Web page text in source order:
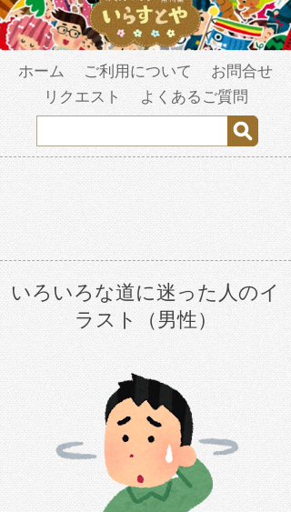
ホーム ご利用について
お問合せ
リクエスト
よくあるご質問
いろいろな道に迷った人のイ
ラスト（男性）